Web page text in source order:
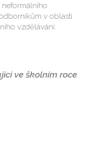
v oblasti
vzdělávání.
ve školním roce